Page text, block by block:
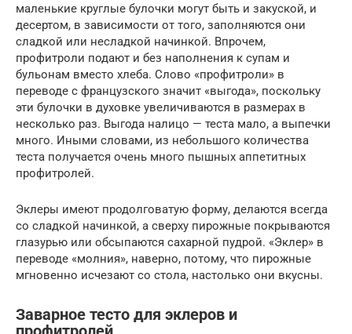
маленькие круглые булочки могут быть и закуской, и
десертом, в зависимости от того, заполняются они
сладкой или несладкой начинкой. Впрочем,
профитроли подают и без наполнения к супам и
бульонам вместо хлеба. Слово «профитроли» в
переводе с французского значит «выгода», поскольку
эти булочки в духовке увеличиваются в размерах в
несколько раз. Выгода налицо — теста мало, а выпечки
много. Иными словами, из небольшого количества
теста получается очень много пышных аппетитных
профитролей.
Эклеры имеют продолговатую форму, делаются всегда
со сладкой начинкой, а сверху пирожные покрываются
глазурью или обсыпаются сахарной пудрой. «Эклер» в
переводе «молния», наверно, потому, что пирожные
мгновенно исчезают со стола, настолько они вкусны.
Заварное тесто для эклеров и